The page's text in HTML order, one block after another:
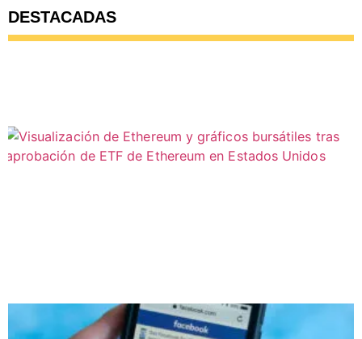
DESTACADAS